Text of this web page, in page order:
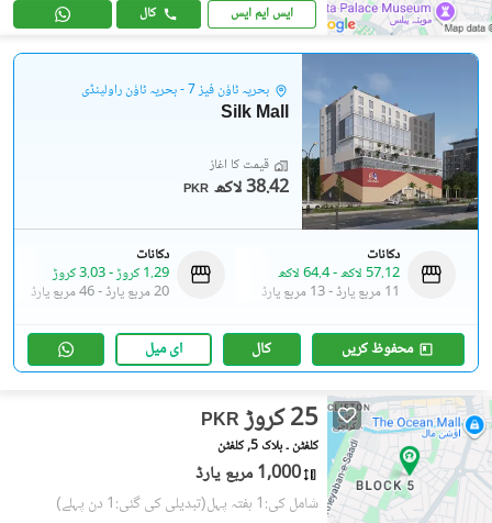
ایس ایم ایس کال
بحریہ ٹاؤن فیز 7 - بحریہ ٹاؤن راولپنڈی
Silk Mall
قیمت کا آغاز
PKR 38.42 لاکھ
دکانات
57.12 لاکھ
-64.4 لاکھ
11 مربع یارڈ
-13 مربع یارڈ
دکانات
1.29 کروڑ
-3.03 کروڑ
20 مربع یارڈ
-46 مربع یارڈ
محفوظ کریں کال ای میل
PKR 25 کروڑ
کلفٹن ۔ بلاک 5, کلفٹن
1,000 مربع یارڈ
شامل کی:1 ہفتہ پہل (تبدیلی کی گئی:1 دن پہلے)